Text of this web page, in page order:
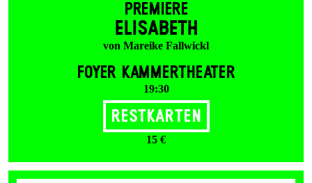
PREMIERE
ELISABETH
von Mareike Fallwickl
FOYER KAMMERTHEATER
19:30
Restkarten
15 €